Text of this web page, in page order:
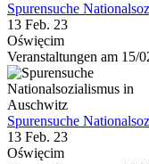
Spurensuche
13 Feb. 23
Oświęcim
Veranstaltungen am 15/
Spurensuche
13 Feb. 23
Oświęcim